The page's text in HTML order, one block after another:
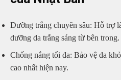
Dưỡng trắng chuyên sâu: Hỗ trợ
dưỡng da trắng sáng từ bên trong.
Chống nắng tối đa: Bảo vệ da
cao nhất hiện nay.